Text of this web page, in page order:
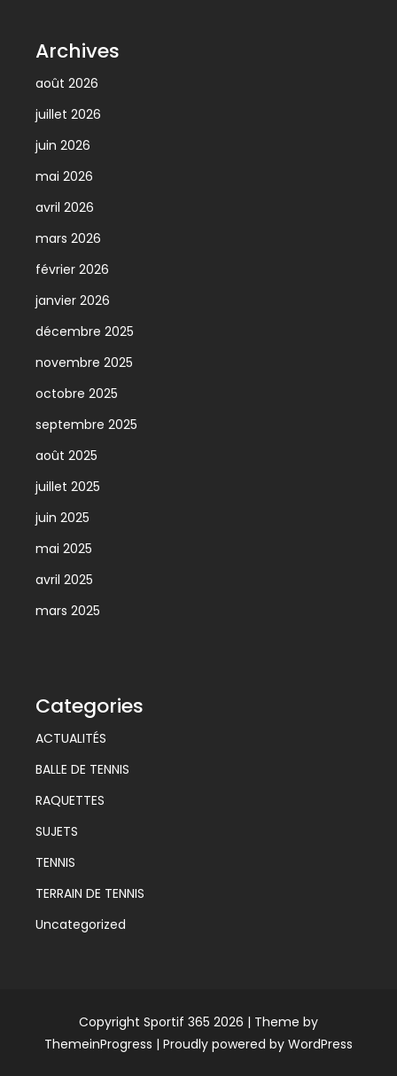
Archives
août 2026
juillet 2026
juin 2026
mai 2026
avril 2026
mars 2026
février 2026
janvier 2026
décembre 2025
novembre 2025
octobre 2025
septembre 2025
août 2025
juillet 2025
juin 2025
mai 2025
avril 2025
mars 2025
Categories
ACTUALITÉS
BALLE DE TENNIS
RAQUETTES
SUJETS
TENNIS
TERRAIN DE TENNIS
Uncategorized
Copyright Sportif 365 2026 | Theme by
ThemeinProgress | Proudly powered by WordPress